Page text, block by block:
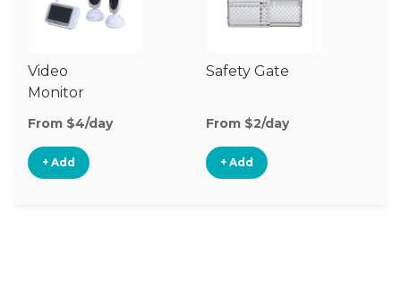
Video
Monitor
From $4/day
+ Add
Safety Gate
From $2/day
+ Add